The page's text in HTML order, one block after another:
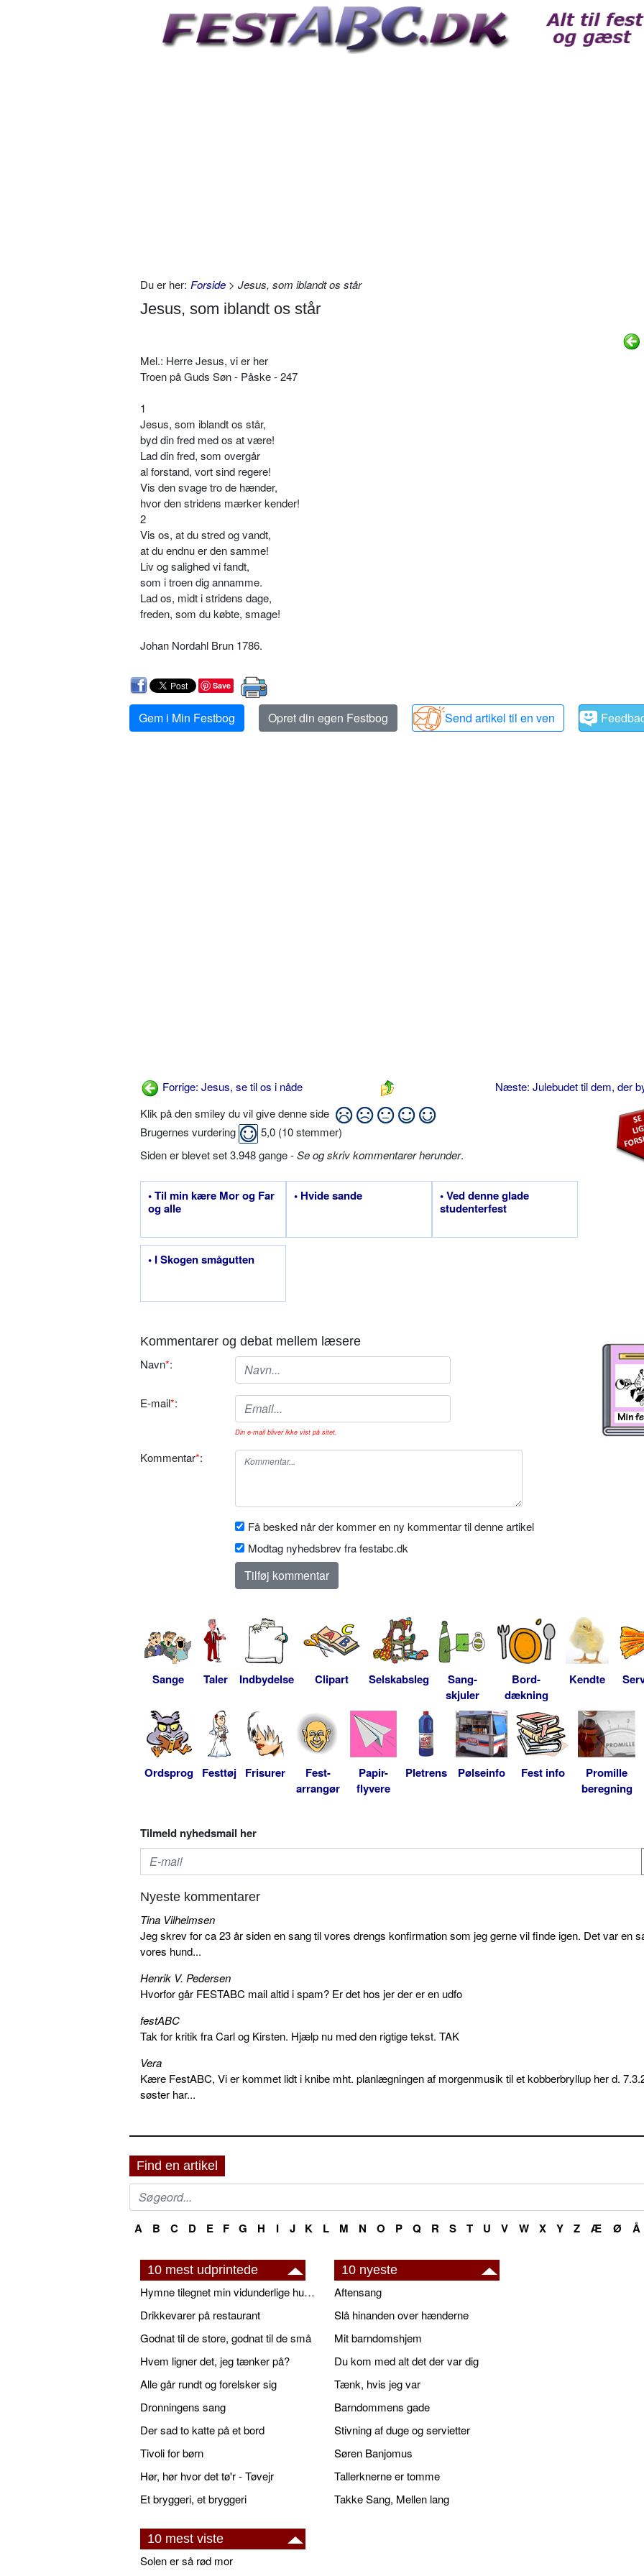
Du er her: Forside > Jesus, som iblandt os står
Jesus, som iblandt os står
Mel.: Herre Jesus, vi er her
Troen på Guds Søn - Påske - 247
1
Jesus, som iblandt os står,
byd din fred med os at være!
Lad din fred, som overgår
al forstand, vort sind regere!
Vis den svage tro de hænder,
hvor den stridens mærker kender!
2
Vis os, at du stred og vandt,
at du endnu er den samme!
Liv og salighed vi fandt,
som i troen dig annamme.
Lad os, midt i stridens dage,
freden, som du købte, smage!
Johan Nordahl Brun 1786.
Save
Gem i Min Festbog Opret din egen Festbog Send artikel til en ven
Forrige: Jesus, se til os i nåde
Næste: Julebudet til dem, der
Klik på den smiley du vil give denne side
Brugernes vurdering
5,0 (10stemmer)
Siden er blevet set 3.948 gange -Se og skriv kommentarer herunder.
• Til min kære Mor og Far
og alle
• Hvide sande
• Ved denne glade
studenterfest
• I Skogen smågutten
Kommentarer og debat mellem læsere
Navn*:
E-mail*:
Din e-mail bliver ikke vist på sitet.
Kommentar*:
Få besked når der kommer en ny kommentar til denne artikel
Modtag nyhedsbrev fra festabc.dk
Sange Taler Indbydelse Clipart Selskabsleg
Sang-
skjuler
Bord-
dækning
Kendte
Ordsprog Festtøj Frisurer
Fest-
arrangør
Papir-
flyvere
Pletrens Pølseinfo Fest info
Promille
beregning
Tilmeld nyhedsmail her
Nyeste kommentarer
Tina Vilhelmsen
Jeg skrev for ca 23 år siden en sang til vores drengs konfirmation som jeg gerne vil finde igen. Det var en
vores hund...
Henrik V. Pedersen
Hvorfor går FESTABC mail altid i spam? Er det hos jer der er en udfo
festABC
Tak for kritik fra Carl og Kirsten. Hjælp nu med den rigtige tekst. TAK
Vera
Kære FestABC, Vi er kommet lidt i knibe mht. planlægningen af morgenmusik til et kobberbryllup her d.
søster har...
Find en artikel
A B C D E F G H I J K L M N O P Q R S T U V W X Y Z Æ Ø Å
10 mest udprintede
Hymne tilegnet min vidunderlige husbond
Drikkevarer på restaurant
Godnat til de store, godnat til de små
Hvem ligner det, jeg tænker på?
Alle går rundt og forelsker sig
Dronningens sang
Der sad to katte på et bord
Tivoli for børn
Hør, hør hvor det tø'r - Tøvejr
Et bryggeri, et bryggeri
10 nyeste
Aftensang
Slå hinanden over hænderne
Mit barndomshjem
Du kom med alt det der var dig
Tænk, hvis jeg var
Barndommens gade
Stivning af duge og servietter
Søren Banjomus
Tallerknerne er tomme
Takke Sang, Mellen lang
10 mest viste
Solen er så rød mor